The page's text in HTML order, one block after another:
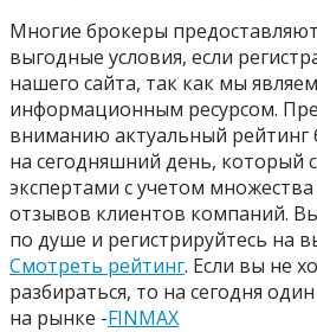
Многие брокеры
выгодные условия, если
нашего сайта, так как мы
информационным ресурсом.
вниманию актуальный рейтинг
на сегодняшний день, который
экспертами с учетом
отзывов клиентов компаний.
по душе и регистрируйтесь на
Смотреть рейтинг. Если вы не
разбираться, то на сегодня
на рынке -FINMAX